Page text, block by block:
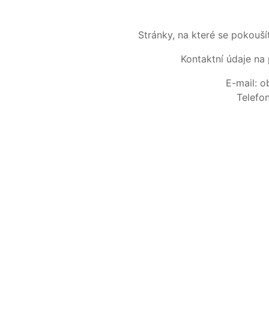
Stránky, na které se
Kontaktní údaje
E-mail: